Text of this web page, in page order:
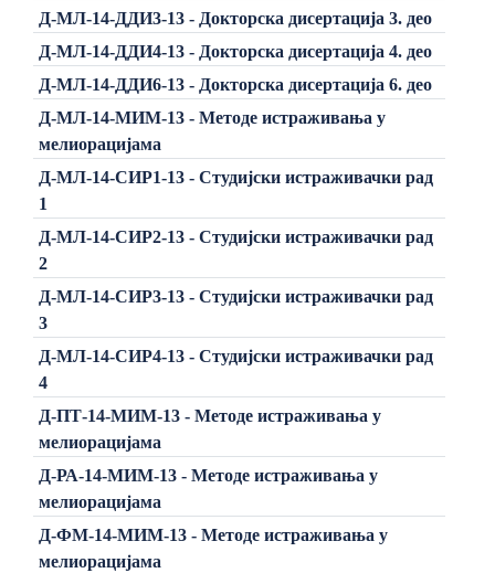
Д-МЛ-14-ДДИ3-13 - Докторска дисертација 3. део
Д-МЛ-14-ДДИ4-13 - Докторска дисертација 4. део
Д-МЛ-14-ДДИ6-13 - Докторска дисертација 6. део
Д-МЛ-14-МИМ-13 - Методе истраживања у
мелиорацијама
Д-МЛ-14-СИР1-13 - Студијски истраживачки рад
1
Д-МЛ-14-СИР2-13 - Студијски истраживачки рад
2
Д-МЛ-14-СИР3-13 - Студијски истраживачки рад
3
Д-МЛ-14-СИР4-13 - Студијски истраживачки рад
4
Д-ПТ-14-МИМ-13 - Методе истраживања у
мелиорацијама
Д-РА-14-МИМ-13 - Методе истраживања у
мелиорацијама
Д-ФМ-14-МИМ-13 - Методе истраживања у
мелиорацијама